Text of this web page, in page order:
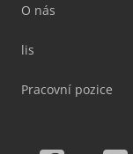
O nás
lis
Pracovní pozice